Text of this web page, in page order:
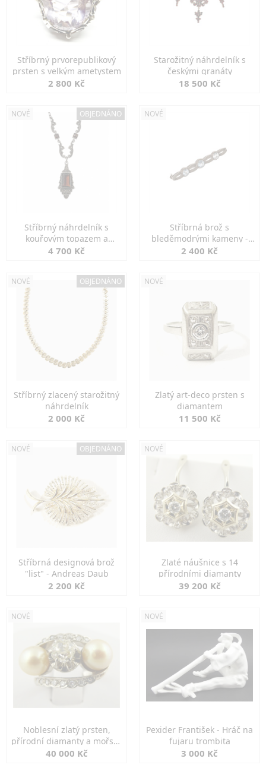
Stříbrný prvorepublikový
prsten s velkým ametystem
2 800 Kč
Starožitný náhrdelník s
českými granáty
18 500 Kč
NOVÉ OBJEDNÁNO
Stříbrný náhrdelník s
kouřovým topazem a
markazity
4 700 Kč
NOVÉ
Stříbrná brož s
bleděmodrými kameny -
jemná elegance
2 400 Kč
NOVÉ OBJEDNÁNO
Stříbrný zlacený starožitný
náhrdelník
2 000 Kč
NOVÉ
Zlatý art-deco prsten s
diamantem
11 500 Kč
NOVÉ OBJEDNÁNO
Stříbrná designová brož
"list" - Andreas Daub
2 200 Kč
NOVÉ
Zlaté náušnice s 14
přírodními diamanty
39 200 Kč
NOVÉ
Noblesní zlatý prsten,
přírodní diamanty a mořské
perly
40 000 Kč
NOVÉ
Pexider František - Hráč na
fujaru trombita
3 000 Kč